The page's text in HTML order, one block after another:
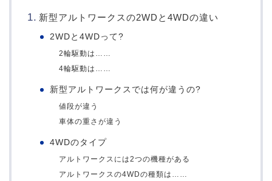
新型アルトワークスの2WDと4WDの違い
2WDと4WDって?
2輪駆動は……
4輪駆動は……
新型アルトワークスでは何が違うの?
値段が違う
車体の重さが違う
4WDのタイプ
アルトワークスには2つの機種がある
アルトワークスの4WDの種類は……